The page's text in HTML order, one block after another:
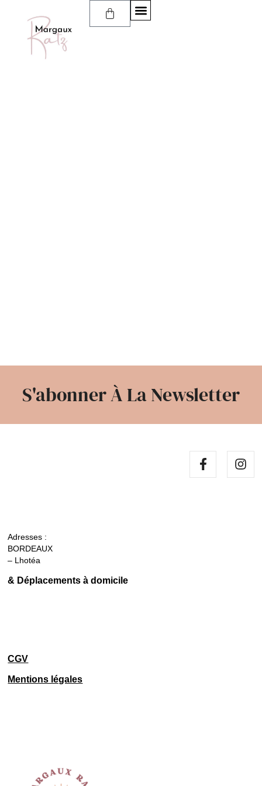
S'abonner À La Newsletter
CGV
Mentions légales
Adresses :
BORDEAUX
– Lhotéa
& Déplacements à domicile